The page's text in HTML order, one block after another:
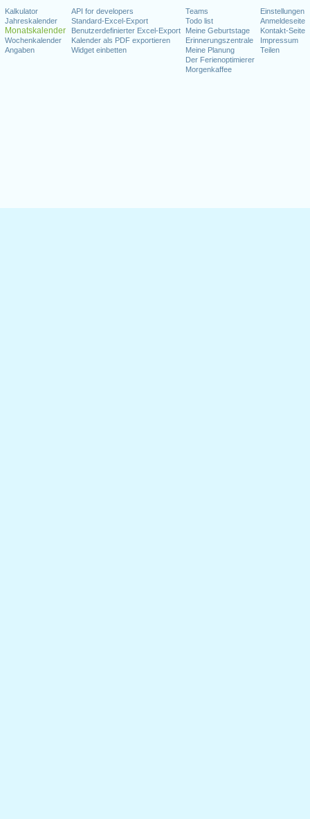
Kalkulator
Jahreskalender
Monatskalender
Wochenkalender
Angaben
API for developers
Standard-Excel-Export
Benutzerdefinierter Excel-Export
Kalender als PDF exportieren
Widget einbetten
Teams
Todo list
Meine Geburtstage
Erinnerungszentrale
Meine Planung
Der Ferienoptimierer
Morgenkaffee
Einstellungen
Anmeldeseite
Kontakt-Seite
Impressum
Teilen